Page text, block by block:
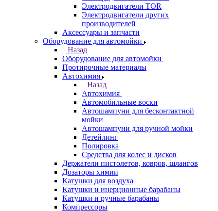
Электродвигатели TOR
Электродвигатели других
производителей
Аксессуары и запчасти
Оборудование для автомойки
Назад
Оборудование для автомойки
Протирочные материалы
Автохимия
Назад
Автохимия
Автомобильные воски
Автошампуни для бесконтактной
мойки
Автошампуни для ручной мойки
Детейлинг
Полировка
Средства для колес и дисков
Держатели пистолетов, ковров, шлангов
Дозаторы химии
Катушки для воздуха
Катушки и инерционные барабаны
Катушки и ручные барабаны
Компрессоры